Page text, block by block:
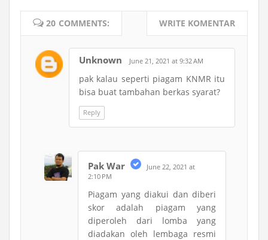
20 COMMENTS: WRITE KOMENTAR
Unknown June 21, 2021 at 9:32 AM
pak kalau seperti piagam KNMR itu
bisa buat tambahan berkas syarat?
Reply
Pak War
June 22, 2021 at
2:10 PM
Piagam yang diakui dan diberi
skor adalah piagam yang
diperoleh dari lomba yang
diadakan oleh lembaga resmi